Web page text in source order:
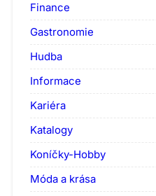
Finance
Gastronomie
Hudba
Informace
Kariéra
Katalogy
Koníčky-Hobby
Móda a krása